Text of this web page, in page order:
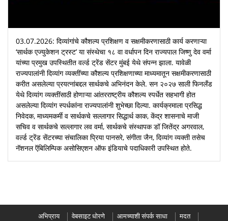
03.07.2026: दिव्यांगांचे कौशल्य प्रशिक्षण व सक्षमीकरणासाठी कार्य करणाऱ्या
‘सार्थक एज्युकेशन ट्रस्ट’ या संस्थेचा १८ वा वर्धापन दिन राज्यपाल जिष्णु देव वर्मा
यांच्या प्रमुख उपस्थितीत वर्ल्ड ट्रेंड सेंटर मुंबई येथे संपन्न झाला. यावेळी
राज्यपालांनी दिव्यांग व्यक्तींच्या कौशल्य प्रशिक्षणाच्या माध्यमातून सक्षमीकरणासाठी
करीत असलेल्या प्रयत्नांबद्दल सार्थकचे अभिनंदन केले. सन २०२७ साली फिनलँड
येथे दिव्यांग व्यक्तींसाठी होणाऱ्या आंतरराष्ट्रीय कौशल्य स्पर्धेत सहभागी होत
असलेल्या दिव्यांग स्पर्धकांना राज्यपालांनी शुभेच्छा दिल्या. कार्यक्रमाला प्रसिद्ध
निवेदक, माध्यमकर्मी व सार्थकचे सल्लागार सिद्धार्थ काक, केंद्र शासनाचे माजी
सचिव व सार्थकचे सल्लागार लव वर्मा, सार्थकचे संस्थापक डॉ जितेंद्र अगरवाल,
वर्ल्ड ट्रेंड सेंटरच्या संचालिका प्रिया पानसरे, संगीता जैन, दिव्यांग व्यक्ती तसेच
नॅशनल ऍबिलिम्पिक असोसिएशन ऑफ इंडियाचे पदाधिकारी उपस्थित होते.
अभिप्राय वेबसाइट धोरणे आमच्याशी संपर्क साधा
मदत